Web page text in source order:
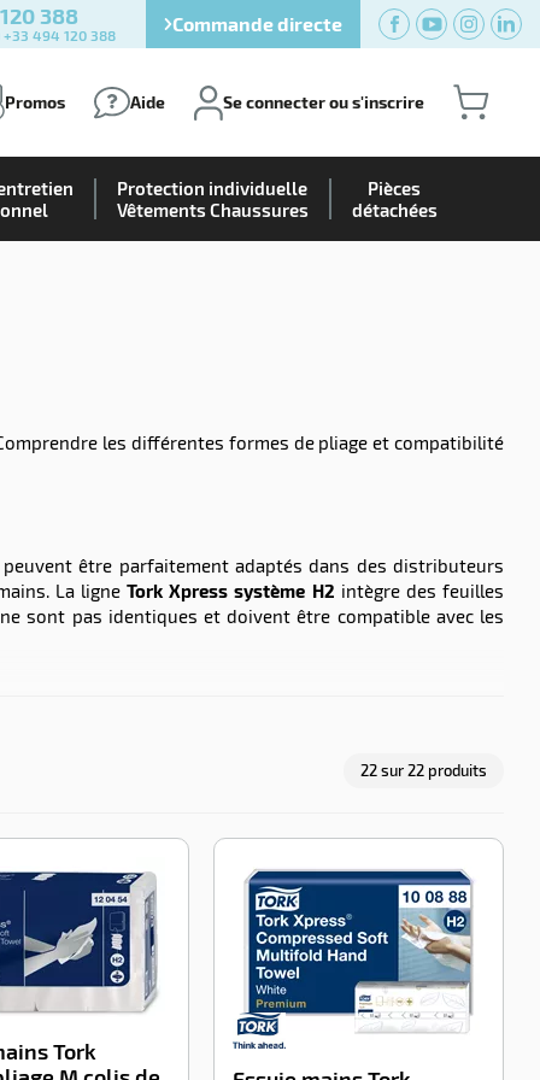
388
494 120 388 Commande directe
Promos Aide Se connecter ou s'inscrire
Protection individuelle
Vêtements Chaussures
Pièces
détachées
les différentes formes de pliage et compatibilité
être parfaitement adaptés dans des distributeurs
La ligneTork Xpress système H2 intègre des feuilles
sont pas identiques et doivent être compatible avec les
feuille essuie-mains déjà dépliée, l’utilisateur amène
Cette baisse de la consommation implique une baisse
22sur22 produits
Tork